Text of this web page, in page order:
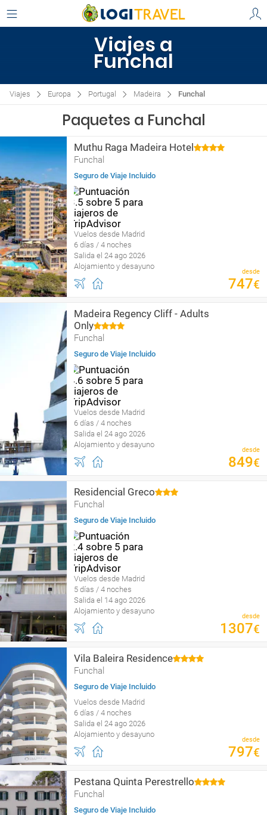
Viajes a
Funchal
Viajes Europa Portugal Madeira Funchal
Paquetes a Funchal
Muthu Raga Madeira Hotel
Funchal
Seguro de Viaje Incluido
Vuelos desde Madrid
6 días / 4 noches
Salida el 24 ago 2026
Alojamiento y desayuno
desde
747€
Madeira Regency Cliff - Adults
Only
Funchal
Seguro de Viaje Incluido
Vuelos desde Madrid
6 días / 4 noches
Salida el 24 ago 2026
Alojamiento y desayuno
desde
849€
Residencial Greco
Funchal
Seguro de Viaje Incluido
Vuelos desde Madrid
5 días / 4 noches
Salida el 14 ago 2026
Alojamiento y desayuno
desde
1307€
Vila Baleira Residence
Funchal
Seguro de Viaje Incluido
Vuelos desde Madrid
6 días / 4 noches
Salida el 24 ago 2026
Alojamiento y desayuno
desde
797€
Pestana Quinta Perestrello
Funchal
Seguro de Viaje Incluido